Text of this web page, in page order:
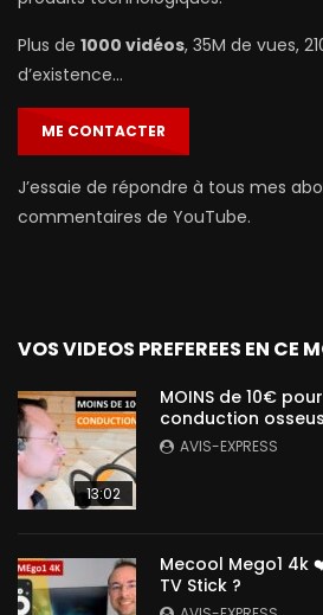
Plus de 1000 vidéos, 35M de vues,
d’existence…
ME CONTACTER
J’essaie de répondre à tous mes
commentaires de YouTube.
VOS VIDEOS PREFEREES EN CE
13:02
MOINS de 10€
conduction
AVIS-EXPRESS
Mecool Mego1 4k
TV Stick ?